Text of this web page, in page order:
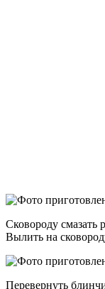
Сковороду смазать
Вылить на
Перевернуть